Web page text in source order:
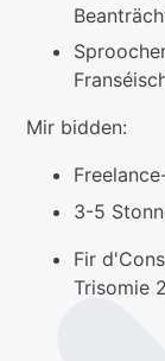
Mir bidden:
3-5
Fir
Trisomie